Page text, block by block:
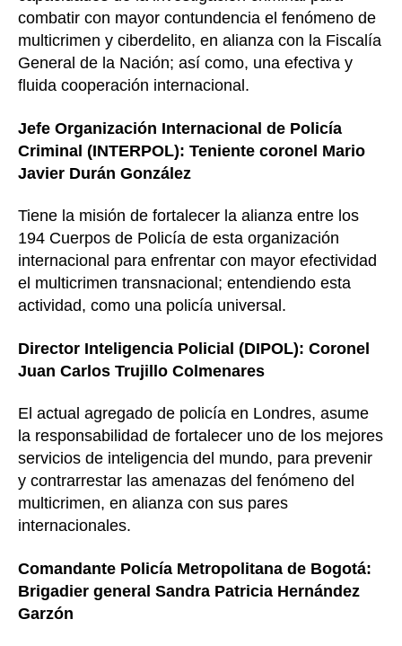
combatir con mayor contundencia el fenómeno de
multicrimen y ciberdelito, en alianza con la Fiscalía
General de la Nación; así como, una efectiva y
fluida cooperación internacional.
Jefe Organización Internacional de Policía
Criminal (INTERPOL): Teniente coronel Mario
Javier Durán González
Tiene la misión de fortalecer la alianza entre los
194 Cuerpos de Policía de esta organización
internacional para enfrentar con mayor efectividad
el multicrimen transnacional; entendiendo esta
actividad, como una policía universal.
Director Inteligencia Policial (DIPOL): Coronel
Juan Carlos Trujillo Colmenares
El actual agregado de policía en Londres, asume
la responsabilidad de fortalecer uno de los mejores
servicios de inteligencia del mundo, para prevenir
y contrarrestar las amenazas del fenómeno del
multicrimen, en alianza con sus pares
internacionales.
Comandante Policía Metropolitana de Bogotá:
Brigadier general Sandra Patricia Hernández
Garzón